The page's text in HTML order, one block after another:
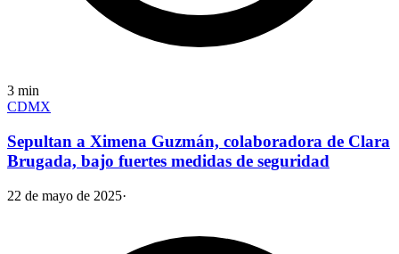
3 min
CDMX
Sepultan a Ximena Guzmán, colaboradora de Clara
Brugada, bajo fuertes medidas de seguridad
22 de mayo de 2025·